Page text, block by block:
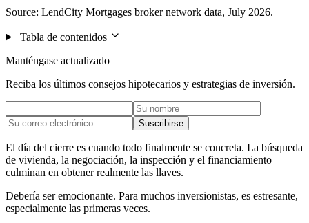
Source: LendCity Mortgages broker network data, July 2026.
Tabla de contenidos
Manténgase actualizado
Reciba los últimos consejos hipotecarios y estrategias de inversión.
Suscribirse
El día del cierre es cuando todo finalmente se concreta. La búsqueda
de vivienda, la negociación, la inspección y el financiamiento
culminan en obtener realmente las llaves.
Debería ser emocionante. Para muchos inversionistas, es estresante,
especialmente las primeras veces.